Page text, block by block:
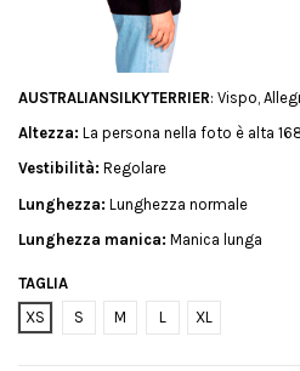
AUSTRALIANSILKYTERRIER: Vispo,
Altezza: La persona nella foto è alta
Vestibilità: Regolare
Lunghezza: Lunghezza normale
Lunghezza manica: Manica lunga
TAGLIA
XS
S M L XL